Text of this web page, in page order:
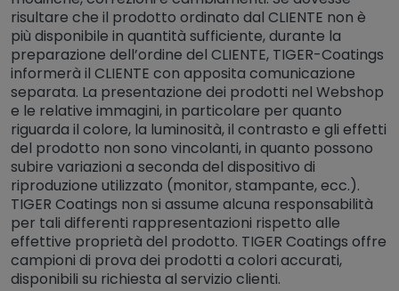
risultare che il prodotto ordinato dal CLIENTE non è
più disponibile in quantità sufficiente, durante la
preparazione dell’ordine del CLIENTE, TIGER-Coatings
informerà il CLIENTE con apposita comunicazione
separata. La presentazione dei prodotti nel Webshop
e le relative immagini, in particolare per quanto
riguarda il colore, la luminosità, il contrasto e gli effetti
del prodotto non sono vincolanti, in quanto possono
subire variazioni a seconda del dispositivo di
riproduzione utilizzato (monitor, stampante, ecc.).
TIGER Coatings non si assume alcuna responsabilità
per tali differenti rappresentazioni rispetto alle
effettive proprietà del prodotto. TIGER Coatings offre
campioni di prova dei prodotti a colori accurati,
disponibili su richiesta al servizio clienti.